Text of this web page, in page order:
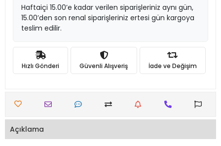
Haftaiçi 15.00’e kadar verilen siparişleriniz aynı gün,
15.00’den son renal siparişleriniz ertesi gün kargoya
teslim edilir.
Hızlı Gönderi Güvenli Alışveriş İade ve Değişim
Açıklama